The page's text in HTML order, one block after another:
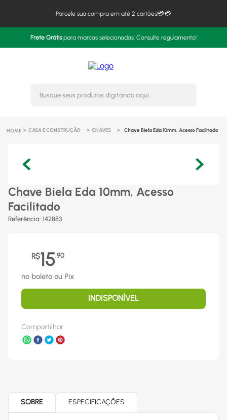
Parcele sua compra em até 2 cartões!💳💳
Frete Grátispara marcas selecionadas. Consulte regulamento!
Busque seus produtos
CASA E CONSTRUÇÃO CHAVES Chave Biela Eda 10mm, Acesso Facilitado
Chave Biela Eda 10mm, Acesso
Facilitado
Referência: 142883
R$15,90
no boleto ou Pix
INDISPONÍVEL
Compartilhar
SOBRE ESPECIFICAÇÕES